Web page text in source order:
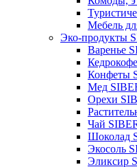
Мебель
Эко-продукты
Варенье
Конфеты
Мед
Орехи
Чай
Шоколад
Экосоль
Эликсир